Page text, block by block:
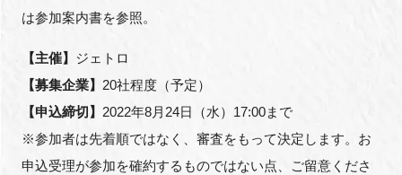
は参加案内書を参照。
【主催】 ジェトロ
【募集企業】 20社程度（予定）
【申込締切】 2022年8月24日（水）17:00まで
※参加者は先着順ではなく、審査をもって決定します。お
申込受理が参加を確約するものではない点、ご留意くださ